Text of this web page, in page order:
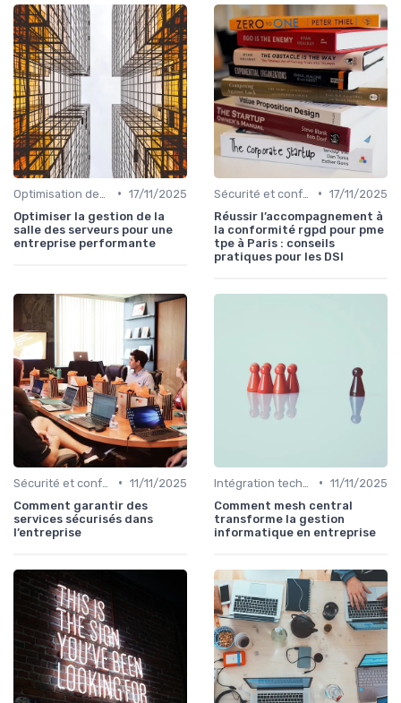
• 17/11/2025
Optimiser la gestion de la
salle des serveurs pour une
entreprise performante
• 17/11/2025
Réussir l’accompagnement à
la conformité rgpd pour pme
tpe à Paris : conseils
pratiques pour les DSI
• 11/11/2025
Comment garantir des
services sécurisés dans
l’entreprise
• 11/11/2025
Comment mesh central
transforme la gestion
informatique en entreprise